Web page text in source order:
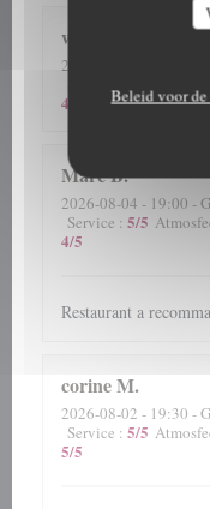
Beleid voor de
wilfried
2026-08-03
- 19:00 -
4
MarcB
2026-08-04 - 19:00 -
Service : 5/5
4/5
Restaurant a
corineM
2026-08-02 - 19:30 -
Service : 5/5
5/5